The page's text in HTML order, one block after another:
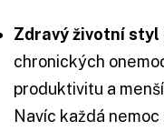
Zdravý životní styl
chronických
produktivitu a
Navíc každá